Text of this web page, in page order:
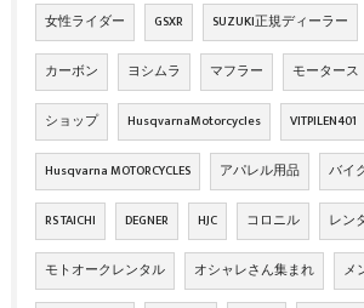
女性ライダー GSXR SUZUKI正規ディーラー
カーボン ヨシムラ マフラー モータース
ショップ HusqvarnaMotorcycles VITPILEN401
Husqvarna MOTORCYCLES アパレル用品 バイ
RS TAICHI DEGNER HJC コロニル レン
モトオークレンタル オシャレさん集まれ メ